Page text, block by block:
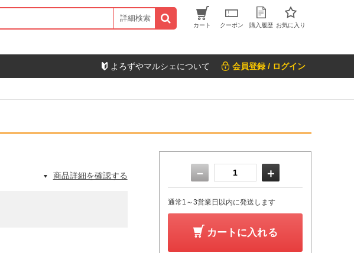
詳細検索
カート クーポン 購入履歴 お気に入り
よろずやマルシェについて 会員登録 / ログイン
商品詳細を確認する － ＋
通常1～3営業日以内に発送します
カートに入れる